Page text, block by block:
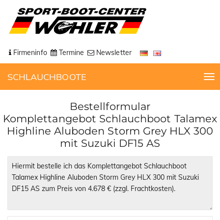
Firmeninfo Termine Newsletter
SCHLAUCHBOOTE
T
o
l
e
a
Bestellformular
Komplettangebot Schlauchboot Talamex
Highline Aluboden Storm Grey HLX 300
mit Suzuki DF15 AS